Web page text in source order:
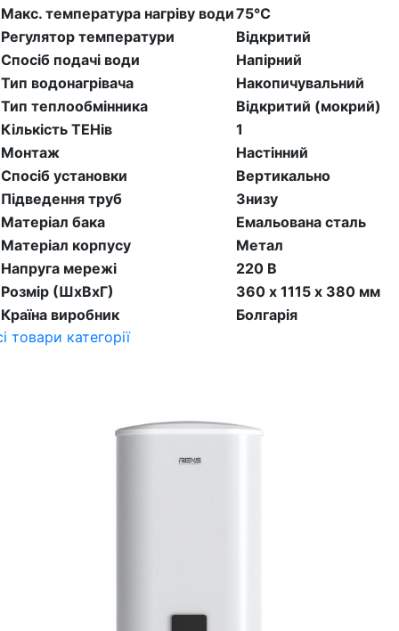
Макс. температура нагріву води75°С
Регулятор температури
Відкритий
Спосіб подачі води
Напірний
Тип водонагрівача
Накопичувальний
Тип теплообмінника
Відкритий (мокрий)
Кількість ТЕНів
1
Монтаж
Настінний
Спосіб установки
Вертикально
Підведення труб
Знизу
Матеріал бака
Емальована сталь
Матеріал корпусу
Метал
Напруга мережі
220 В
Розмір (ШхВхГ)
360 х 1115 х 380 мм
Країна виробник
Болгарія
товари категорії